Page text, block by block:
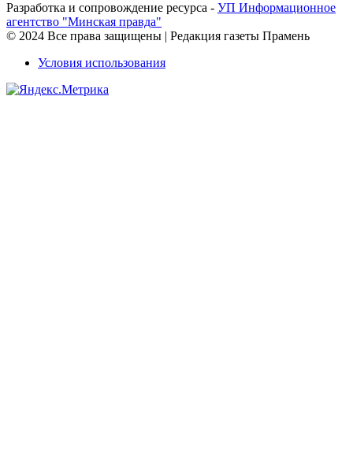
Разработка и сопровождение ресурса - УП Информационное
агентство "Минская правда"
© 2024 Все права защищены | Редакция газеты Прамень
Условия использования